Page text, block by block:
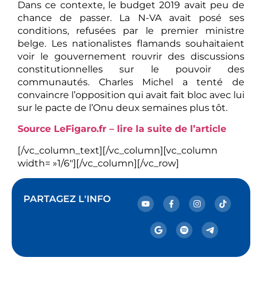
Dans ce contexte, le budget 2019 avait peu de
chance de passer. La N-VA avait posé ses
conditions, refusées par le premier ministre
belge. Les nationalistes flamands souhaitaient
voir le gouvernement rouvrir des discussions
constitutionnelles sur le pouvoir des
communautés. Charles Michel a tenté de
convaincre l’opposition qui avait fait bloc avec lui
sur le pacte de l’Onu deux semaines plus tôt.
Source LeFigaro.fr – lire la suite de l’article
[/vc_column_text][/vc_column][vc_column
width= »1/6″][/vc_column][/vc_row]
PARTAGEZ L'INFO